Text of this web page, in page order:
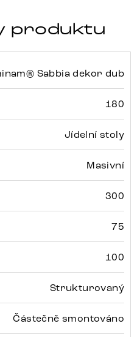
produktu
Sabbia dekor dub
180
Jídelní stoly
Masivní
300
75
100
Strukturovaný
Částečně smontováno